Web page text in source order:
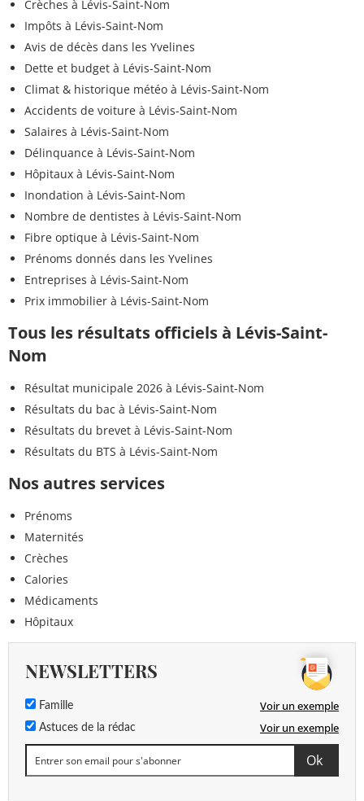
Crèches à Lévis-Saint-Nom
Impôts à Lévis-Saint-Nom
Avis de décès dans les Yvelines
Dette et budget à Lévis-Saint-Nom
Climat & historique météo à Lévis-Saint-Nom
Accidents de voiture à Lévis-Saint-Nom
Salaires à Lévis-Saint-Nom
Délinquance à Lévis-Saint-Nom
Hôpitaux à Lévis-Saint-Nom
Inondation à Lévis-Saint-Nom
Nombre de dentistes à Lévis-Saint-Nom
Fibre optique à Lévis-Saint-Nom
Prénoms donnés dans les Yvelines
Entreprises à Lévis-Saint-Nom
Prix immobilier à Lévis-Saint-Nom
Tous les résultats officiels à Lévis-Saint-
Nom
Résultat municipale 2026 à Lévis-Saint-Nom
Résultats du bac à Lévis-Saint-Nom
Résultats du brevet à Lévis-Saint-Nom
Résultats du BTS à Lévis-Saint-Nom
Nos autres services
Prénoms
Maternités
Crèches
Calories
Médicaments
Hôpitaux
NEWSLETTERS
Famille Voir un exemple
Astuces de la rédac Voir un exemple